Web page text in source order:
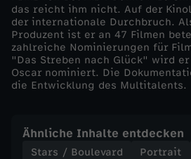
i
t
das reicht ihm nicht. Auf der
der internationale Durchbruch.
Produzent ist er an 47 Filmen
zahlreiche Nominierungen für
"Das Streben nach Glück" wird
Oscar nominiert. Die
die Entwicklung des Multitalents.
Ähnliche Inhalte entdecken
Stars / Boulevard Portrait